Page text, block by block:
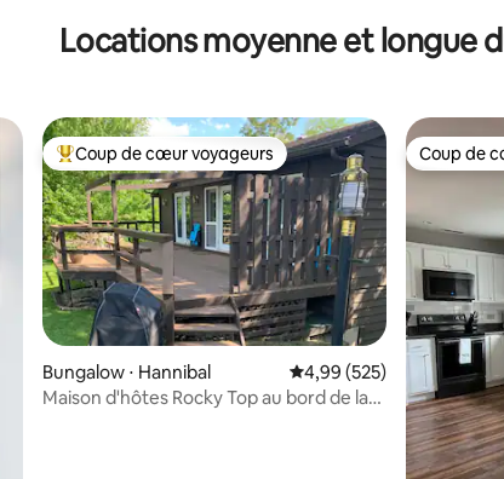
Locations moyenne et longue
Coups de cœur voyageurs les plus appréciés
Coup de cœur voyageurs
Bungalow ⋅ Hannibal Évaluation moyenne sur
4,99 (525)
Maison d'hôtes Rocky Top au bord de la
Coup de
Coup de